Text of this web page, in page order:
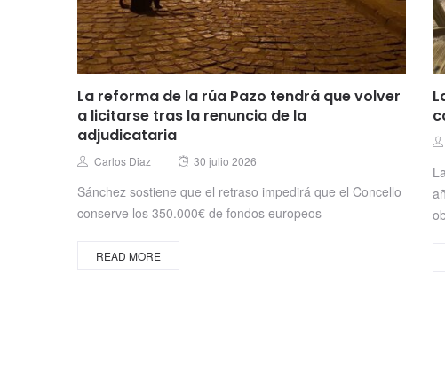
La reforma de la rúa Pazo tendrá que volver
a licitarse tras la renuncia de la
adjudicataria
Author
Carlos Diaz
Posted
30 julio 2026
Sánchez sostiene que el retraso impedirá que el Concello
conserve los 350.000€ de fondos europeos
READ MORE